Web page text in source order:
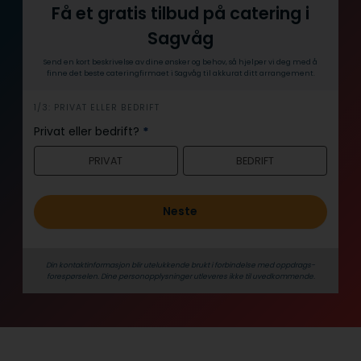
Få et gratis tilbud på catering i
Sagvåg
Send en kort beskrivelse av dine ønsker og behov, så hjelper vi deg med å
finne det beste cateringfirmaet i Sagvåg til akkurat ditt arrangement.
h
e
r
1/3: PRIVAT ELLER BEDRIFT
Privat eller bedrift? *
PRIVAT BEDRIFT
Neste
Din kontaktinformasjon blir utelukkende brukt i forbindelse med oppdrags­
forespørselen. Dine person­­opplysninger utleveres ikke til uvedkommende.